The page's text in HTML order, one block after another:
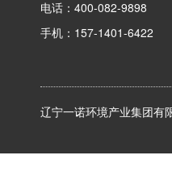
电话：400-082-9898
手机：157-1401-6422
辽宁一诺环境产业集团有